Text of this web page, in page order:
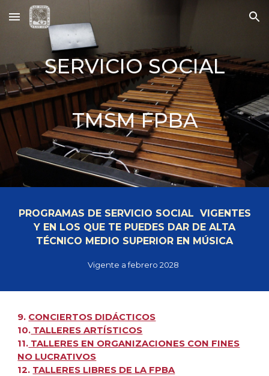
Skip to main content Skip to navigation
SERVICIO SOCIAL
TMSM FPBA
PROGRAMAS DE SERVICIO SOCIAL VIGENTES
Y EN LOS QUE TE PUEDES DAR DE ALTA
TÉCNICO MEDIO SUPERIOR EN MÚSICA
Vigente a febrero 2028
9. CONCIERTOS DIDÁCTICOS
10. TALLERES ARTÍSTICOS
11. TALLERES EN ORGANIZACIONES CON FINES
NO LUCRATIVOS
12. TALLERES LIBRES DE LA FPBA